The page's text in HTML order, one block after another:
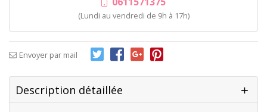
(Lundi au vendredi de 9h à 17h)
Envoyer par mail
Description détaillée